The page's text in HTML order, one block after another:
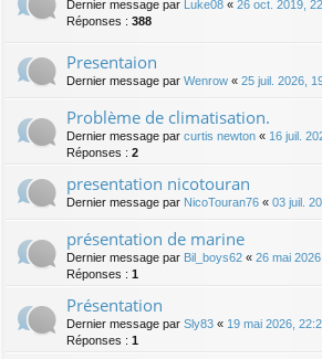
Dernier message par Luke08 « 26 oct. 2019,
Réponses : 388
Presentaion
Dernier message par Wenrow « 25 juil. 2026,
Problème de climatisation.
Dernier message par curtis newton « 16 juil.
Réponses : 2
presentation nicotouran
Dernier message par NicoTouran76 « 03 juil.
présentation de marine
Dernier message par Bil_boys62 « 26 mai
Réponses : 1
Présentation
Dernier message par Sly83 « 19 mai 2026,
Réponses : 1